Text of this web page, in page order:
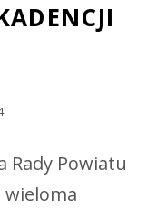
Rady Powiatu
wieloma